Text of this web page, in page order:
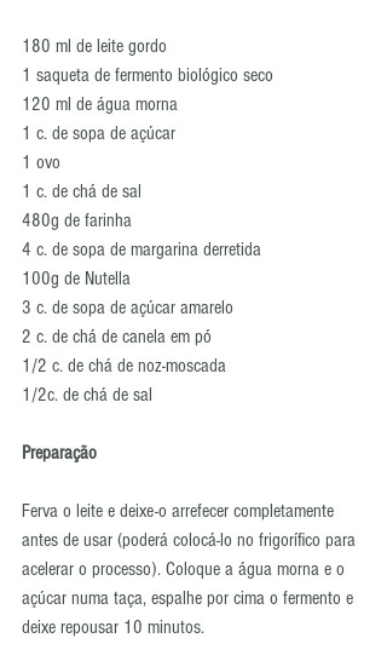
180 ml de leite gordo
1 saqueta de fermento biológico seco
120 ml de água morna
1 c. de sopa de açúcar
1 ovo
1 c. de chá de sal
480g de farinha
4 c. de sopa de margarina derretida
100g de Nutella
3 c. de sopa de açúcar amarelo
2 c. de chá de canela em pó
1/2 c. de chá de noz-moscada
1/2c. de chá de sal
Preparação
Ferva o leite e deixe-o arrefecer completamente
antes de usar (poderá colocá-lo no frigorífico para
acelerar o processo). Coloque a água morna e o
açúcar numa taça, espalhe por cima o fermento e
deixe repousar 10 minutos.